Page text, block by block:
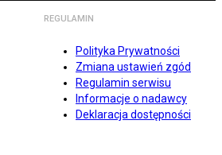
REGULAMIN
Polityka Prywatności
Zmiana ustawień zgód
Regulamin serwisu
Informacje o nadawcy
Deklaracja dostępności